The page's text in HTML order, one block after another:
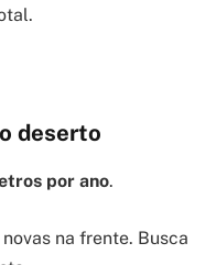
deserto
por ano.
na frente. Busca